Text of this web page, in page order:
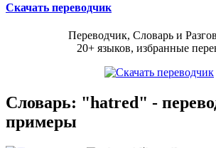
Скачать переводчик
Переводчик, Словарь и
20+ языков, избранные
Словарь: "hatred" -
примеры